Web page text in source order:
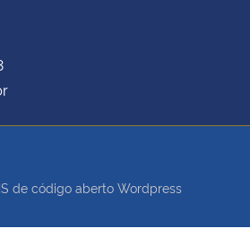
de código aberto Wordpress